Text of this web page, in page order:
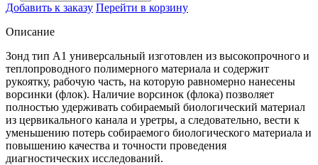
Добавить к заказу Перейти в корзину
Описание
Зонд тип А1 универсальный изготовлен из высокопрочного и
теплопроводного полимерного материала и содержит
рукоятку, рабочую часть, на которую равномерно нанесены
ворсинки (флок). Наличие ворсинок (флока) позволяет
полностью удерживать собираемый биологический материал
из цервикального канала и уретры, а следовательно, вести к
уменьшению потерь собираемого биологического материала и
повышению качества и точности проведения
диагностических исследований.